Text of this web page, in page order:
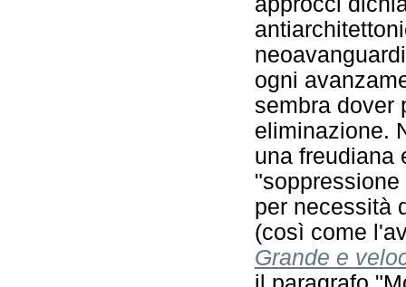
ogni
sembra dover
eliminazione.
una freudiana
per necessità
(così come
Grande e